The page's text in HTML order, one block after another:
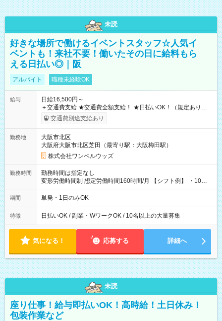
未読
好きな場所で働けるイベントスタッフ☆人気イ
ベントも！来社不要！働いたその日に給料もら
える日払い◎｜阪
アルバイト 職種未経験OK
給与
日給16,500円～
＋交通費支給 ★交通費全額支給！ ★日払いOK！（規定あり） ┗
働いたその日に現金GET♪ お仕事後はコンビニATMから 日払
交通費別途支給あり
勤務地
大阪市北区
大阪府大阪市北区芝田（最寄り駅：大阪梅田駅）
株式会社ワンベルウッズ
勤務時間
勤務時間は指定なし
変形労働時間制 想定労働時間160時間/月 【シフト例】 ・10：
00～20：00
期間 単発・1日のみOK
特徴 日払いOK / 副業・WワークOK / 10名以上の大量募集
気になる！ 応募する 詳細へ
未読
座り仕事！給与即払いOK！高時給！土日休み！
包装作業など